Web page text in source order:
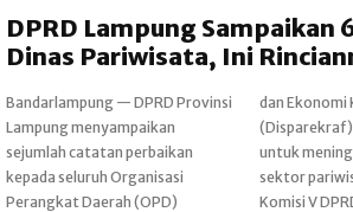
DPRD Lampung Sampaikan
Dinas Pariwisata, Ini
Bandarlampung — DPRD Provinsi
Lampung menyampaikan
sejumlah catatan perbaikan
kepada seluruh Organisasi
Perangkat Daerah (OPD)
dan Ekonomi Kreatif
(Disparekraf) Provinsi Lampung
untuk meningkatkan kinerja di
sektor pariwisata. Sekretaris
Komisi V DPRD Lampung Mikdar